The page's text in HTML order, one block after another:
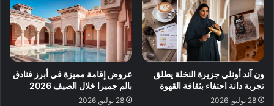
ون آند أونلي جزيرة النخلة يطلق
تجربة دانة احتفاء بثقافة القهوة
28 يوليو, 2026
عروض إقامة مميزة في أبرز فنادق
بالم جميرا خلال الصيف 2026
28 يوليو, 2026